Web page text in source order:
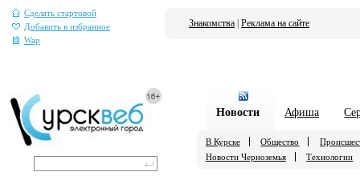
Сделать стартовой
Добавить в избранное
Wap
Знакомства Реклама на сайте
Новости Афиша
В Курске Общество
Новости Черноземья
Технологии